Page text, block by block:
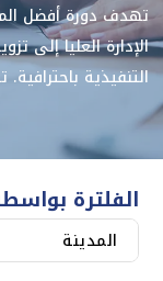
تهدف دورة أفضل
الإدارة العليا إلى
التنفيذية
الأعمال، والتواصل
كفاءة الأداء
الفلترة
المدينة